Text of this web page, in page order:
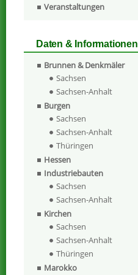
Veranstaltungen
Daten & Informationen
Brunnen & Denkmäler
Sachsen
Sachsen-Anhalt
Burgen
Sachsen
Sachsen-Anhalt
Thüringen
Hessen
Industriebauten
Sachsen
Sachsen-Anhalt
Kirchen
Sachsen
Sachsen-Anhalt
Thüringen
Marokko